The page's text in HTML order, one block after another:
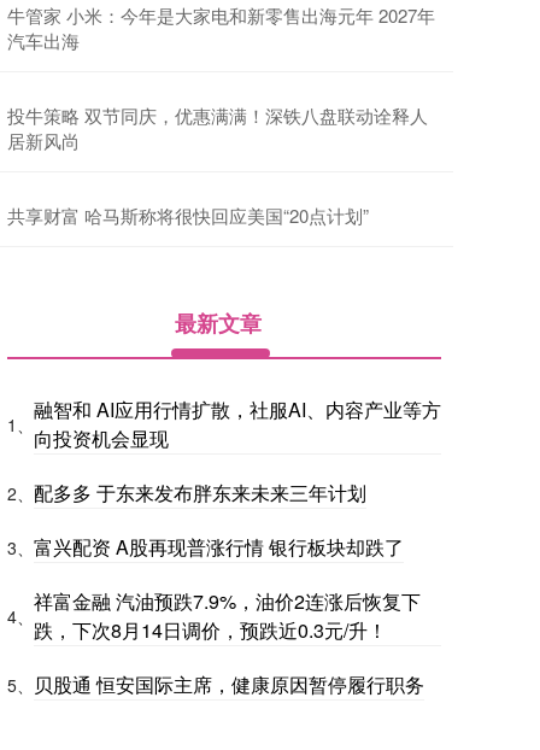
牛管家 小米：今年是大家电和新零售出海元年 2027年
汽车出海
投牛策略 双节同庆，优惠满满！深铁八盘联动诠释人
居新风尚
共享财富 哈马斯称将很快回应美国“20点计划”
最新文章
1、
融智和 AI应用行情扩散，社服AI、内容产业等方
向投资机会显现
2、 配多多 于东来发布胖东来未来三年计划
3、 富兴配资 A股再现普涨行情 银行板块却跌了
4、
祥富金融 汽油预跌7.9%，油价2连涨后恢复下
跌，下次8月14日调价，预跌近0.3元/升！
5、 贝股通 恒安国际主席，健康原因暂停履行职务